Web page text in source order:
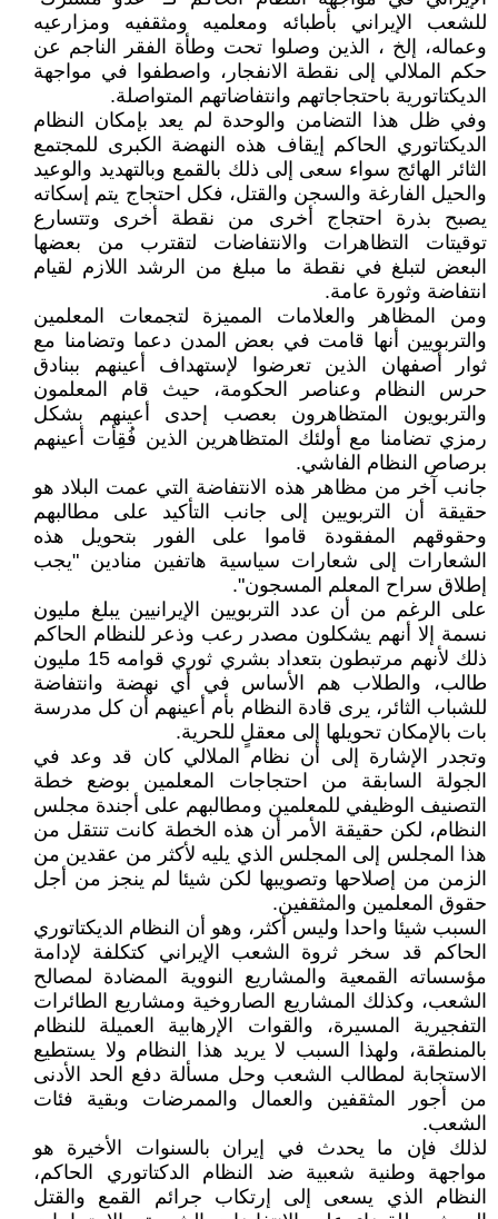
للشعب الإيراني بأطبائه ومعلميه ومثقفيه ومزارعيه
وعماله، إلخ ، الذين وصلوا تحت وطأة الفقر الناجم عن
حكم الملالي إلى نقطة الانفجار، واصطفوا في مواجهة
الديكتاتورية باحتجاجاتهم وانتفاضاتهم المتواصلة.
وفي ظل هذا التضامن والوحدة لم يعد بإمكان النظام
الديكتاتوري الحاكم إيقاف هذه النهضة الكبرى للمجتمع
الثائر الهائج سواء سعى إلى ذلك بالقمع وبالتهديد والوعيد
والحيل الفارغة والسجن والقتل، فكل احتجاج يتم إسكاته
يصبح بذرة احتجاج أخرى من نقطة أخرى وتتسارع
توقيتات التظاهرات والانتفاضات لتقترب من بعضها
البعض لتبلغ في نقطة ما مبلغ من الرشد اللازم لقيام
انتفاضة وثورة عامة.
ومن المظاهر والعلامات المميزة لتجمعات المعلمين
والتربويين أنها قامت في بعض المدن دعما وتضامنا مع
ثوار أصفهان الذين تعرضوا لإستهداف أعينهم ببنادق
حرس النظام وعناصر الحكومة، حيث قام المعلمون
والتربويون المتظاهرون بعصب إحدى أعينهم بشكل
رمزي تضامنا مع أولئك المتظاهرين الذين فُقِأت أعينهم
برصاص النظام الفاشي.
جانب آخر من مظاهر هذه الانتفاضة التي عمت البلاد هو
حقيقة أن التربويين إلى جانب التأكيد على مطالبهم
وحقوقهم المفقودة قاموا على الفور بتحويل هذه
الشعارات إلى شعارات سياسية هاتفين منادين "يجب
إطلاق سراح المعلم المسجون".
على الرغم من أن عدد التربويين الإيرانيين يبلغ مليون
نسمة إلا أنهم يشكلون مصدر رعب وذعر للنظام الحاكم
ذلك لأنهم مرتبطون بتعداد بشري ثوري قوامه 15 مليون
طالب، والطلاب هم الأساس في أي نهضة وانتفاضة
للشباب الثائر، يرى قادة النظام بأم أعينهم أن كل مدرسة
بات بالإمكان تحويلها إلى معقلٍ للحرية.
وتجدر الإشارة إلى أن نظام الملالي كان قد وعد في
الجولة السابقة من احتجاجات المعلمين بوضع خطة
التصنيف الوظيفي للمعلمين ومطالبهم على أجندة مجلس
النظام، لكن حقيقة الأمر أن هذه الخطة كانت تنتقل من
هذا المجلس إلى المجلس الذي يليه لأكثر من عقدين من
الزمن من إصلاحها وتصويبها لكن شيئا لم ينجز من أجل
حقوق المعلمين والمثقفين.
السبب شيئا واحدا وليس أكثر، وهو أن النظام الديكتاتوري
الحاكم قد سخر ثروة الشعب الإيراني كتكلفة لإدامة
مؤسساته القمعية والمشاريع النووية المضادة لمصالح
الشعب، وكذلك المشاريع الصاروخية ومشاريع الطائرات
التفجيرية المسيرة، والقوات الإرهابية العميلة للنظام
بالمنطقة، ولهذا السبب لا يريد هذا النظام ولا يستطيع
الاستجابة لمطالب الشعب وحل مسألة دفع الحد الأدنى
من أجور المثقفين والعمال والممرضات وبقية فئات
الشعب.
لذلك فإن ما يحدث في إيران بالسنوات الأخيرة هو
مواجهة وطنية شعبية ضد النظام الدكتاتوري الحاكم،
النظام الذي يسعى إلى إرتكاب جرائم القمع والقتل